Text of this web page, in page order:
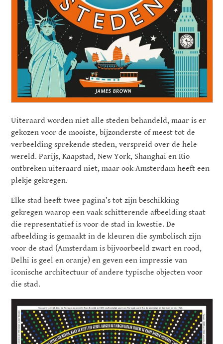
Uiteraard worden niet alle steden behandeld, maar is er
gekozen voor de mooiste, bijzonderste of meest tot de
verbeelding sprekende steden, verspreid over de hele
wereld. Parijs, Kaapstad, New York, Shanghai en Rio
ontbreken uiteraard niet, maar ook Amsterdam heeft een
plekje gekregen.
Elke stad heeft twee pagina’s tot zijn beschikking
gekregen waarop een vaak schitterende afbeelding staat
die representatief is voor de stad in kwestie. De
afbeelding is gemaakt in de kleuren die symbolisch zijn
voor de stad (Amsterdam is bijvoorbeeld zwart en rood,
Delhi is geel en oranje) en geven een impressie van
iconische architectuur of andere typische objecten voor
die stad.